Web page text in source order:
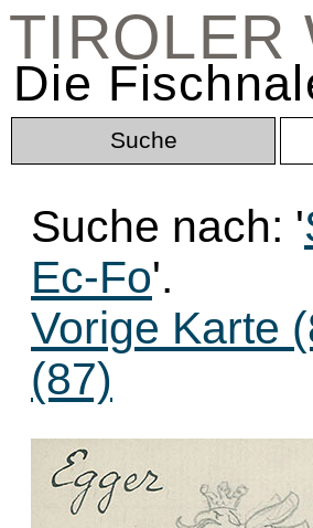
TIROLER
Die
Suche
Suche nach: '
Ec-Fo'.
Vorige Karte
(87)